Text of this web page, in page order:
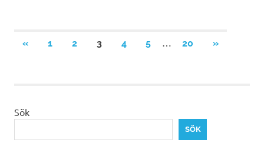
Sidnumrering
«FÖREGÅENDE
1 2 3 4 5 20
NÄSTA
»
Sök
SÖK